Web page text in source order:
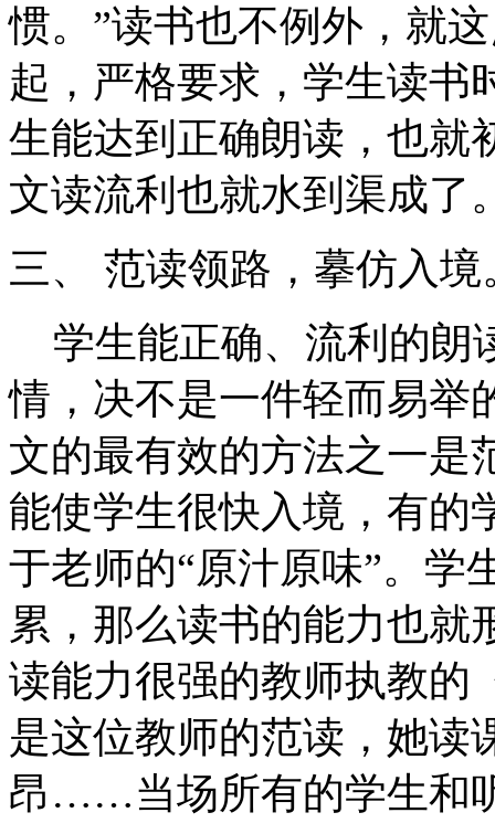
惯。”读书也不例外，就
起，严格要求，学生读书
生能达到正确朗读，也就
文读流利也就水到渠成了
三、 范读领路，摹仿入境
学生能正确、流利的朗
情，决不是一件轻而易举
文的最有效的方法之一是
能使学生很快入境，有的
于老师的“原汁原味”。学
累，那么读书的能力也就
读能力很强的教师执教的
是这位教师的范读，她读
昂……当场所有的学生和